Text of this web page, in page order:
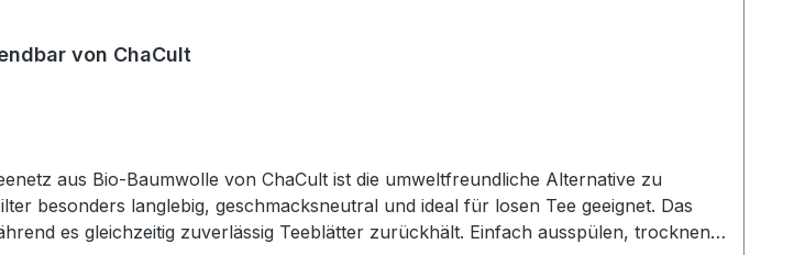
von ChaCult
aus Bio-Baumwolle von ChaCult ist die umweltfreundliche Alternative zu
besonders langlebig, geschmacksneutral und ideal für losen Tee geeignet. Das
zuverlässig Tee­blätter zurückhält. Einfach ausspülen, trocknen